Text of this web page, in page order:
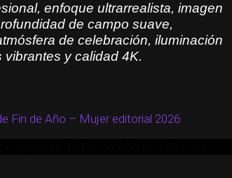
enfoque ultrarrealista, imagen
de campo suave,
de celebración, iluminación
y calidad 4K.
Fin de Año – Mujer editorial 2026
y negro con el número 2026
de referencia como fuente
“2026” proyectado detrás. Postura